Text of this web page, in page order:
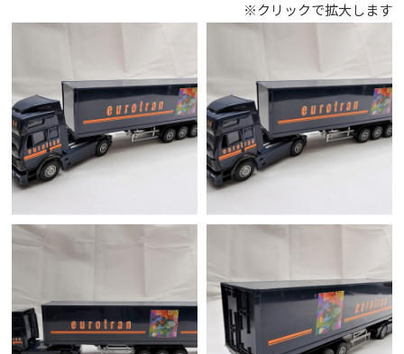
※クリックで拡大します